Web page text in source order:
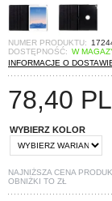
NUMER PRODUKTU:
DOSTĘPNOŚĆ: W
INFORMACJE O
78,40
WYBIERZ KOLOR
NAJNIŻSZA CENA
OBNIŻKI TO ZŁ